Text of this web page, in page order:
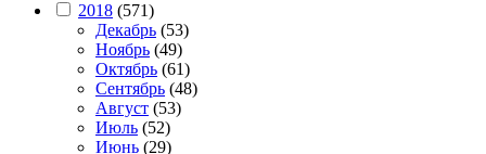
2018 (571)
Декабрь (53)
Ноябрь (49)
Октябрь (61)
Сентябрь (48)
Август (53)
Июль (52)
Июнь (29)